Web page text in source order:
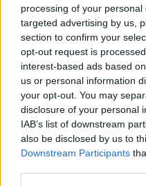
processing of your
targeted advertising by us,
section to confirm your
opt-out request is
interest-based ads based
us or personal information
your opt-out. You may
disclosure of your personal
IAB’s list of downstream
also be disclosed by us to
Downstream Participants
Útépítés